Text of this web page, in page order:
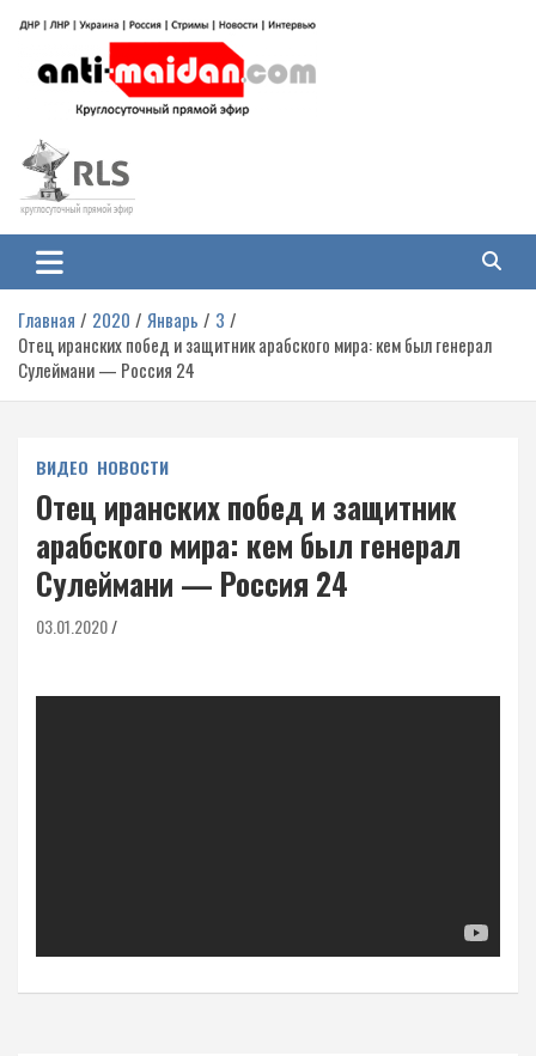
содержимому
Антимайдан: Гражданская война
на Украине
гражданской войне на Украине, включая события в Новороссии, ДНР,
ЛНР и других регионах.
Главная 2020 Январь
3
Отец иранских побед и защитник арабского мира: кем был генерал
Сулеймани — Россия 24
ВИДЕО НОВОСТИ
Отец иранских побед и защитник
арабского мира: кем был генерал
Сулеймани — Россия 24
03.01.2020